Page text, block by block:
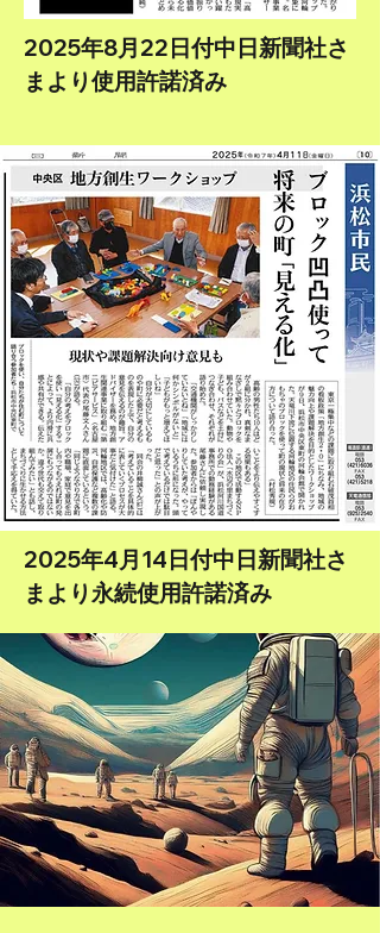
2025年8月22日付中日新聞社さ
まより使用許諾済み
2025年4月14日付中日新聞社さ
まより永続使用許諾済み